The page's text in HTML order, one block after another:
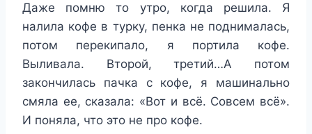
Даже помню то утро, когда решила. Я
налила кофе в турку, пенка не поднималась,
потом перекипало, я портила кофе.
Выливала. Второй, третий…А потом
закончилась пачка с кофе, я машинально
смяла ее, сказала: «Вот и всё. Совсем всё».
И поняла, что это не про кофе.